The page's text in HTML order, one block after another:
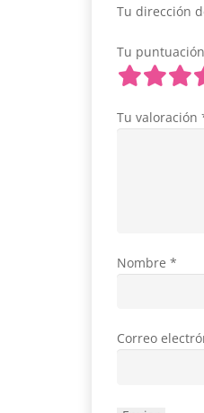
Tu dirección
Tu puntuación
Tu valoración
Nombre *
Correo